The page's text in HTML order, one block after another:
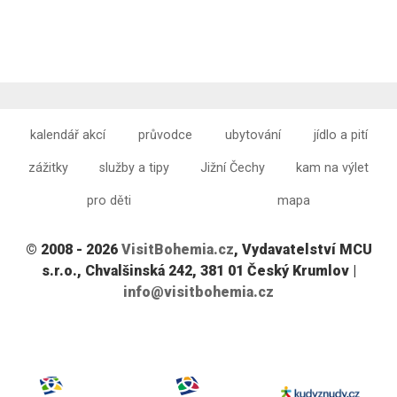
kalendář akcí průvodce ubytování jídlo a pití
zážitky služby a tipy Jižní Čechy kam na výlet
pro děti mapa
© 2008 - 2026 VisitBohemia.cz, Vydavatelství MCU
s.r.o., Chvalšinská 242, 381 01 Český Krumlov |
info@visitbohemia.cz